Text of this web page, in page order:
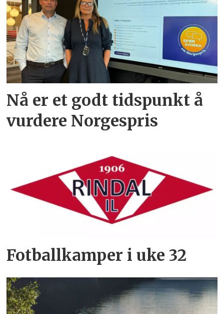
Nå er et godt tidspunkt å
vurdere Norgespris
Fotballkamper i uke 32